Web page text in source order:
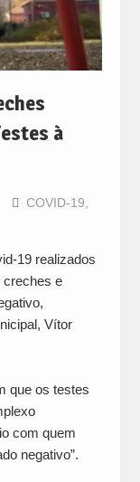
à
COVID-19
19 realizados
creches e
Vítor
que os testes
com quem
negativo”.